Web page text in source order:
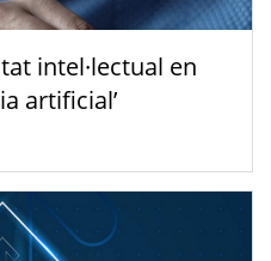
intel·lectual en
artificial’